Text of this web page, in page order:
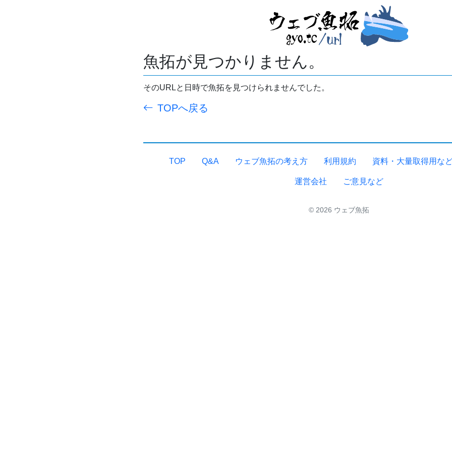
魚拓が見つかりません。
そのURLと日時で魚拓を見つけられませんでした。
TOPへ戻る
TOP Q&A ウェブ魚拓の考え方 利用規約 資料・大量取得用な
運営会社 ご意見など
© 2026 ウェブ魚拓